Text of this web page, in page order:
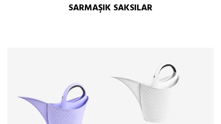
SARMAŞIK SAKSILAR